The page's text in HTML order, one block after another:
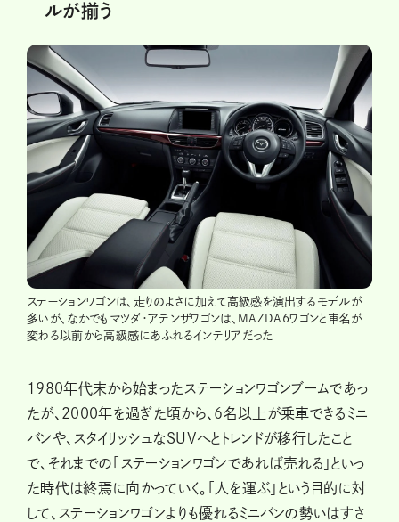
ルが揃う
ステーションワゴンは、走りのよさに加えて高級感を演出するモデルが
多いが、なかでもマツダ・アテンザワゴンは、MAZDA6ワゴンと車名が
変わる以前から高級感にあふれるインテリアだった
1980年代末から始まったステーションワゴンブームであっ
たが、2000年を過ぎた頃から、6名以上が乗車できるミニ
バンや、スタイリッシュなSUVへとトレンドが移行したこと
で、それまでの「ステーションワゴンであれば売れる」といっ
た時代は終焉に向かっていく。「人を運ぶ」という目的に対
して、ステーションワゴンよりも優れるミニバンの勢いはすさ